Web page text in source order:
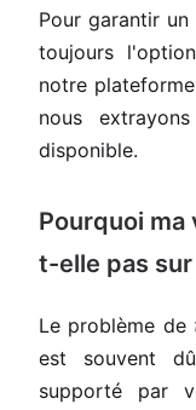
Pour garantir
toujours
notre
nous
disponible.
Pourquoi
t-elle pas
Le problème de
est souvent
supporté par